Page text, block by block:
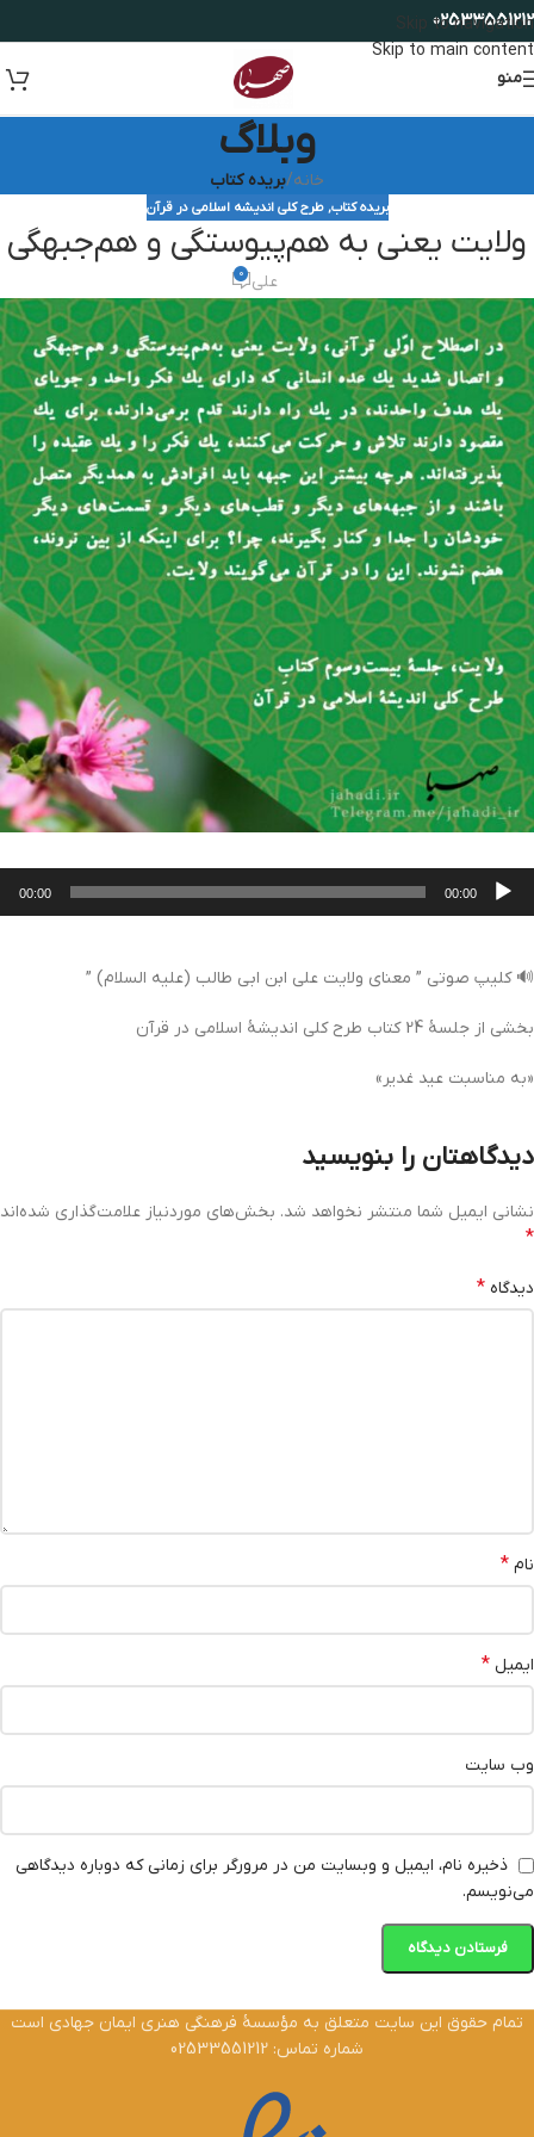
Skip to navigation
Skip to main content
02533551212
منو
وبلاگ
خانه/بریده کتاب
بریده کتاب,طرح کلی اندیشه اسلامی در قرآن
ولایت یعنی به هم‌پیوستگی و هم‌جبهگی
علی 0
پخش‌کننده
صوت
00:00
00:00
🔊 کلیپ صوتی ” معنای ولایت علی ابن ابی طالب (علیه السلام) ”
بخشی از جلسۀ 24 کتاب طرح کلی اندیشۀ اسلامی در قرآن
«به مناسبت عید غدیر»
دیدگاهتان را بنویسید
نشانی ایمیل شما منتشر نخواهد شد. بخش‌های موردنیاز علامت‌گذاری شده‌اند
*
دیدگاه *
نام *
ایمیل *
وب‌ سایت
ذخیره نام، ایمیل و وبسایت من در مرورگر برای زمانی که دوباره دیدگاهی
می‌نویسم.
تمام حقوق این سایت متعلق به مؤسسۀ فرهنگی هنری ایمان جهادی است
شماره تماس: 02533551212